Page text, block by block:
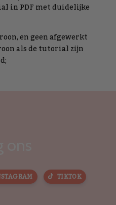
in PDF met duidelijke
en geen afgewerkt
als de tutorial zijn
TIKTOK